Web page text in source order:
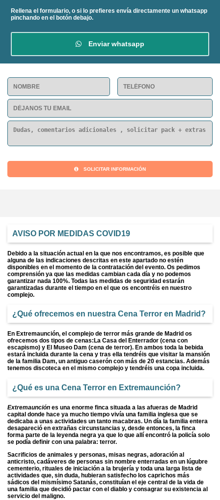
Rellena el formulario, o si lo prefieres envía directamente un whatsapp
pinchando en el botón debajo.
Enviar whatsapp
SOLICITAR INFORMACIÓN
AVISO POR MEDIDAS COVID19
Debido a la situación actual en la que nos encontramos, es posible que
alguna de las indicaciones descritas en este apartado no estén
disponibles en el momento de la contratación del evento. Os pedimos
comprensión ya que las medidas cambian cada día y no podemos
garantizar nada 100%. Todas las medidas de seguridad estarán
garantizadas durante el tiempo en el que os encontréis en nuestro
complejo.
¿Qué ofrecemos en nuestra Cena Terror en Madrid ?
En Extremaunción, el complejo de terror más grande de Madrid os
ofrecemos dos tipos de cenas:La Casa del Enterrador (cena con
escapismo) y El Museo Dam (cena de terror). En ambos toda la bebida
estará incluida durante la cena y tras ella tendréis que visitar la mansión
de la familia Dam, un antiguo caserón con más de 20 estancias. Además
tenemos discoteca en el mismo complejo y tendréis una copa incluida.
¿Qué es una Cena Terror en Extremaunción?
Extremaunción es una enorme finca situada a las afueras de Madrid
capital donde hace ya mucho tiempo vivía una familia inglesa que se
dedicaba a unas actividades un tanto macabras. Un día la familia entera
desapareció en extrañas circunstancias y, desde entonces, la finca
forma parte de la leyenda negra ya que lo que allí encontró la policía solo
se podía definir con una palabra: terror.
Sacrificios de animales y personas, misas negras, adoración al
anticristo, cadáveres de personas sin nombre enterradas en un lúgubre
cementerio, rituales de iniciación a la brujería y toda una larga lista de
actividades que, sin duda, hubieran satisfecho los caprichos más
sádicos del mismísimo Satanás, constituían el eje central de la vida de
una familia que decidió pactar con el diablo y consagrar su existencia al
servicio del maligno.